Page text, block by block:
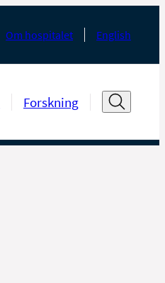
Om hospitalet English
Forskning